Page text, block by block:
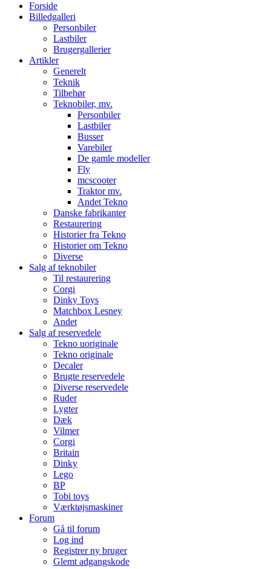
Forside
Billedgalleri
Personbiler
Lastbiler
Brugergallerier
Artikler
Generelt
Teknik
Tilbehør
Teknobiler, mv.
Personbiler
Lastbiler
Busser
Varebiler
De gamle modeller
Fly
mcscooter
Traktor mv.
Andet Tekno
Danske fabrikanter
Restaurering
Historier fra Tekno
Historier om Tekno
Diverse
Salg af teknobiler
Til restaurering
Corgi
Dinky Toys
Matchbox Lesney
Andet
Salg af reservedele
Tekno uoriginale
Tekno originale
Decaler
Brugte reservedele
Diverse reservedele
Ruder
Lygter
Dæk
Vilmer
Corgi
Britain
Dinky
Lego
BP
Tobi toys
Værktøjsmaskiner
Forum
Gå til forum
Log ind
Registrer ny bruger
Glemt adgangskode